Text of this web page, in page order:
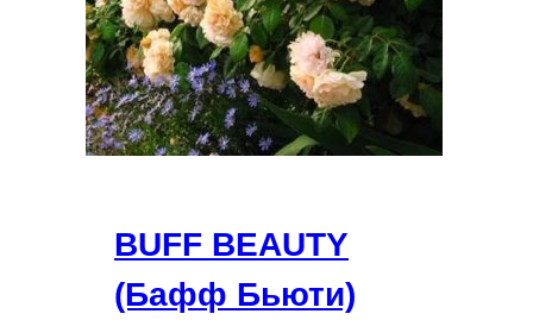
BUFF BEAUTY
(Бафф Бьюти)